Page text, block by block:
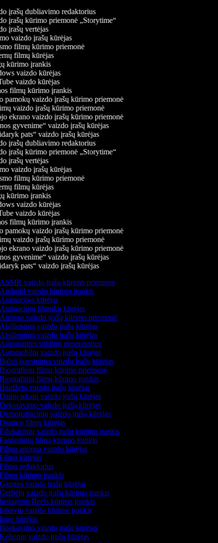
įrašų dubliavimo redaktorius
įrašų kūrimo priemonė „Storytime“
įrašų vertėjas
vaizdo įrašų kūrėjas
filmų kūrimo priemonė
filmų kūrėjas
kūrimo įrankis
vaizdo kūrėjas
vaizdo kūrėjas
filmų kūrimo įrankis
pamokų vaizdo įrašų kūrimo priemonė
vaizdo įrašų kūrimo priemonė
ekrano vaizdo įrašų kūrimo priemonė
gyvenime“ vaizdo įrašų kūrėjas
pats“ vaizdo įrašų kūrėjas
įrašų dubliavimo redaktorius
įrašų kūrimo priemonė „Storytime“
įrašų vertėjas
vaizdo įrašų kūrėjas
filmų kūrimo priemonė
filmų kūrėjas
kūrimo įrankis
vaizdo kūrėjas
vaizdo kūrėjas
filmų kūrimo įrankis
pamokų vaizdo įrašų kūrimo priemonė
vaizdo įrašų kūrimo priemonė
ekrano vaizdo įrašų kūrimo priemonė
gyvenime“ vaizdo įrašų kūrėjas
pats“ vaizdo įrašų kūrėjas
vaizdo įrašų kūrimo priemonė
vaizdo kūrimo įrankis
kūrėjas
filmukų kūrėjas
vaizdo įrašų kūrimo priemonė
vaizdo įrašų kūrėjas
vaizdo įrašų kūrėjas
subtitrų generatorius
vaizdo įrašų kūrėjas
įgarsinimo vaizdo įrašų kūrėjas
filmų kūrimo priemonė
filmų kūrimo įrankis
vaizdo įrašų kūrėjas
tekstų vaizdo įrašų kūrėjas
vaizdo įrašų kūrėjas
vaizdo įrašų kūrėjas
filmų kūrėjas
vaizdo įrašų kūrimo įrankis
filmų kūrimo įrankis
anonso vaizdo kūrėjas
kūrėjas
redaktorius
kūrimo įrankis
vaizdo įrašų kūrėjas
vaizdo įrašų kūrimo įrankis
Reels kūrimo įrankis
vaizdo kūrimo įrankis
kūrėjas
vaizdo įrašų kūrėjas
vaizdo įrašų kūrėjas